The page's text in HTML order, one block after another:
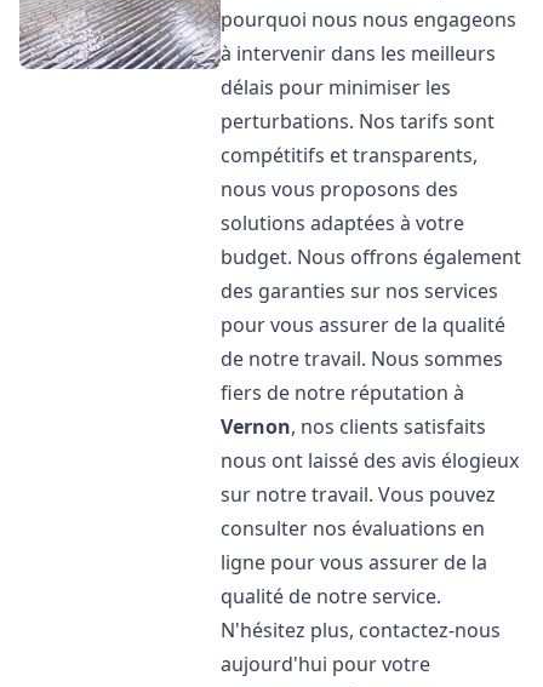
pourquoi nous nous engageons
à intervenir dans les meilleurs
délais pour minimiser les
perturbations. Nos tarifs sont
compétitifs et transparents,
nous vous proposons des
solutions adaptées à votre
budget. Nous offrons également
des garanties sur nos services
pour vous assurer de la qualité
de notre travail. Nous sommes
fiers de notre réputation à
Vernon, nos clients satisfaits
nous ont laissé des avis élogieux
sur notre travail. Vous pouvez
consulter nos évaluations en
ligne pour vous assurer de la
qualité de notre service.
N'hésitez plus, contactez-nous
aujourd'hui pour votre